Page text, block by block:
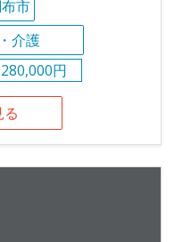
市
介護
円